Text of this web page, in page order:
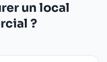
un local
?